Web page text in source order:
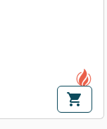
shopping_cart